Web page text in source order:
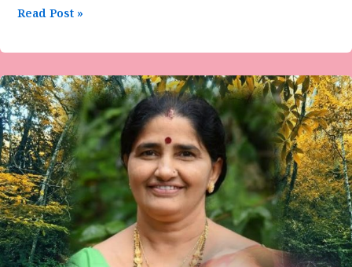
Read Post »
ಭಾವಯಾನಿ
ಅವರ
ಕವಿತೆ-
ಭಾವ
ವಿಸ್ಮಿತೆ